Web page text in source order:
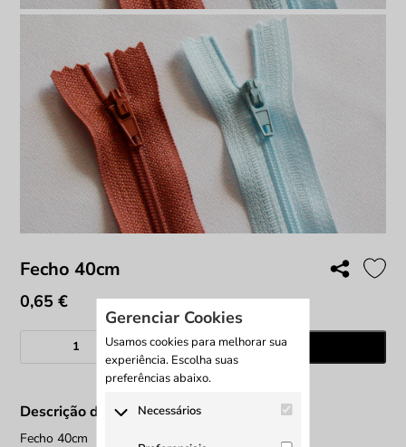
Fecho 40cm
0,65€
Quantidade
de
Adicionar
Descrição do produto
Fecho 40cm
Gerenciar Cookies
Usamos cookies para melhorar sua
experiência. Escolha suas
preferências abaixo.
Necessários
Os cookies necessários são